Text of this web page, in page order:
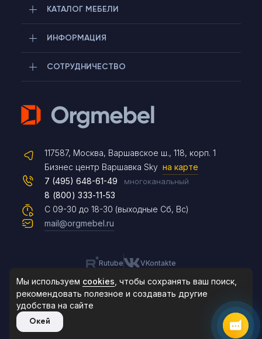
КАТАЛОГ МЕБЕЛИ
ИНФОРМАЦИЯ
СОТРУДНИЧЕСТВО
117587, Москва, Варшавское ш., 118, корп. 1
Бизнес центр Варшавка Sky на карте
С 09-30 до 18-30 (выходные Сб, Вс)
7 (495) 648-61-49 многоканальный
8 (800) 333-11-53
mail@orgmebel.ru
Rutube VKontakte
Продажа офисной мебели.
Все права защищены.
Telegram
Max
Чат на сайте
8 (495) 183-47-87
По будням с 09:30 до 18:30
Мы используем cookies , чтобы сохранять ваш поиск,
рекомендовать полезное и создавать другие
удобства на сайте
Окей